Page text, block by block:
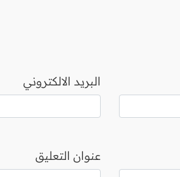
البريد الالكتروني
عنوان التعليق